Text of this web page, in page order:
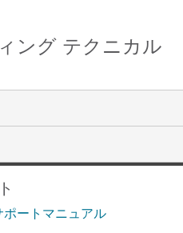
ング テクニカル
ポートマニュアル